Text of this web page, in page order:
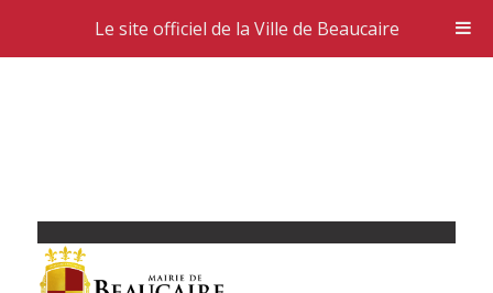
Le site officiel de la Ville de Beaucaire